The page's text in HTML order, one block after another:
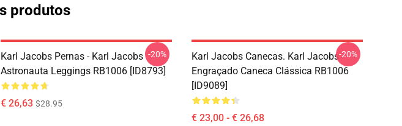
produtos
Karl Jacobs Pernas - Karl Jacobs
Astronauta Leggings RB1006 [ID8793]
€ 26,63 $28.95
-20%
Karl Jacobs Canecas. Karl Jacobs
Engraçado Caneca Clássica RB1006
[ID9089]
€ 23,00 - € 26,68
-20%